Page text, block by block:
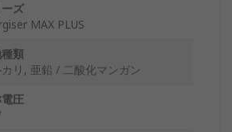
ズ
MAX PLUS
類
カリ, 亜鉛 / 二酸化マンガン
圧